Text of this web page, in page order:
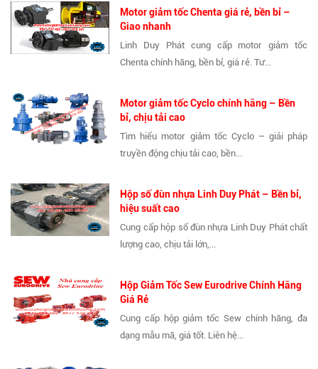
Motor giảm tốc Chenta giá rẻ, bền bỉ –
Giao nhanh
Linh Duy Phát cung cấp motor giảm tốc
Chenta chính hãng, bền bỉ, giá rẻ. Tư...
Motor giảm tốc Cyclo chính hãng – Bền
bỉ, chịu tải cao
Tìm hiểu motor giảm tốc Cyclo – giải pháp
truyền động chịu tải cao, bền...
Hộp số đùn nhựa Linh Duy Phát – Bền bỉ,
hiệu suất cao
Cung cấp hộp số đùn nhựa Linh Duy Phát chất
lượng cao, chịu tải lớn,...
Hộp Giảm Tốc Sew Eurodrive Chính Hãng
Giá Rẻ
Cung cấp hộp giảm tốc Sew chính hãng, đa
dạng mẫu mã, giá tốt. Liên hệ...